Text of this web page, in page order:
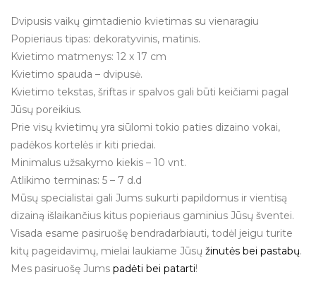
Dvipusis vaikų gimtadienio kvietimas su vienaragiu
Popieriaus tipas: dekoratyvinis, matinis.
Kvietimo matmenys: 12 x 17 cm
Kvietimo spauda – dvipusė.
Kvietimo tekstas, šriftas ir spalvos gali būti keičiami pagal
Jūsų poreikius.
Prie visų kvietimų yra siūlomi tokio paties dizaino vokai,
padėkos kortelės ir kiti priedai.
Minimalus užsakymo kiekis – 10 vnt.
Atlikimo terminas: 5 – 7 d.d
Mūsų specialistai gali Jums sukurti papildomus ir vientisą
dizainą išlaikančius kitus popieriaus gaminius Jūsų šventei.
Visada esame pasiruošę bendradarbiauti, todėl jeigu turite
kitų pageidavimų, mielai laukiame Jūsų žinutės bei pastabų.
Mes pasiruošę Jums padėti bei patarti!